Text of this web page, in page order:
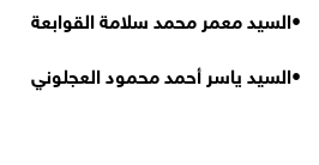
•السيد معمر محمد سلامة القوابعة
•السيد ياسر أحمد محمود العجلوني